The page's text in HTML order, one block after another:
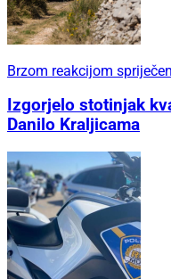
Brzom reakcijom
Izgorjelo stotinjak
Danilo Kraljicama